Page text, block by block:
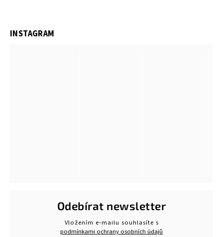
INSTAGRAM
Odebírat newsletter
Vložením e-mailu souhlasíte s
podmínkami ochrany osobních údajů